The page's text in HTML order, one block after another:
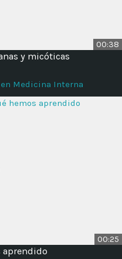
00:38
y micóticas
Medicina Interna
00:25
aprendido